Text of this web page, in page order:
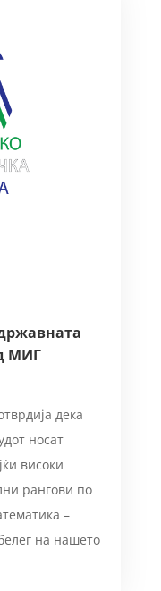
МИГ
дека
носат
високи
рангови по
–
на нашето